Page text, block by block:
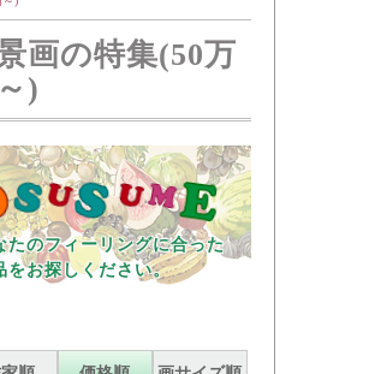
画の特集(50万
)
たのフィーリングに合った
をお探しください。